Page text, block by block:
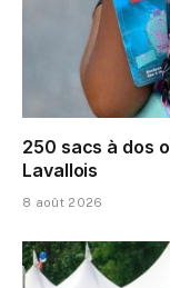
250 sacs à dos
Lavallois
8 août 2026